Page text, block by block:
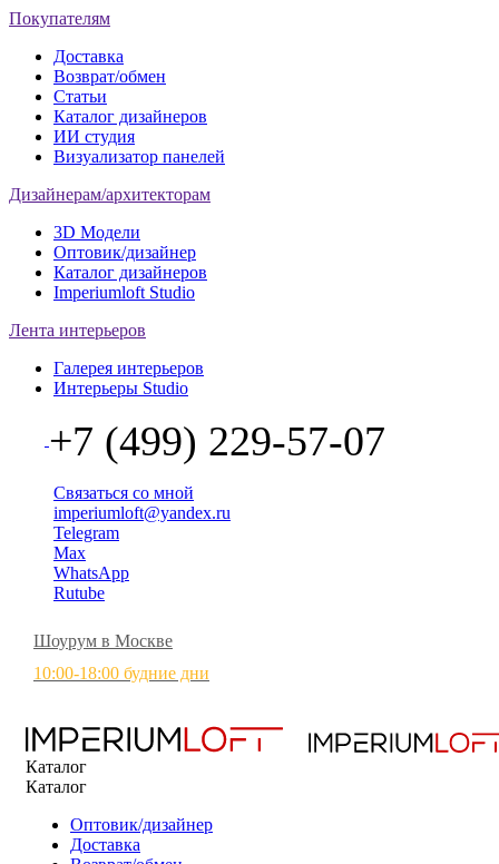
Покупателям
Доставка
Возврат/обмен
Статьи
Каталог дизайнеров
ИИ студия
Визуализатор панелей
Дизайнерам/архитекторам
3D Модели
Оптовик/дизайнер
Каталог дизайнеров
Imperiumloft Studio
Лента интерьеров
Галерея интерьеров
Интерьеры Studio
+7 (499) 229-57-07
Связаться со мной
imperiumloft@yandex.ru
Telegram
Max
WhatsApp
Rutube
Шоурум в Москве
10:00-18:00 будние дни
Каталог
Каталог
Оптовик/дизайнер
Доставка